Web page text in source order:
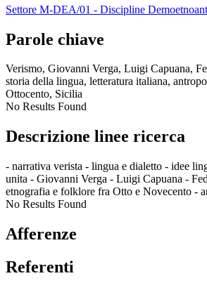
Settore M-DEA/01 - Discipline
Parole chiave
Verismo, Giovanni Verga, Luigi Capuana,
storia della lingua, letteratura italiana,
Ottocento, Sicilia
No Results Found
Descrizione linee ricerca
- narrativa verista - lingua e dialetto - idee
unita - Giovanni Verga - Luigi Capuana -
etnografia e folklore fra Otto e Novecento -
No Results Found
Afferenze
Referenti